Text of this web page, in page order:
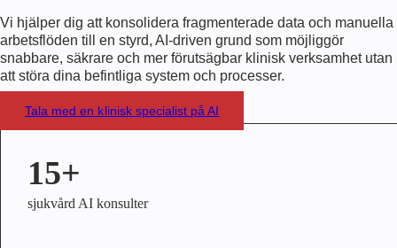
Vi hjälper dig att konsolidera fragmenterade data och manuella
arbetsflöden till en styrd, AI-driven grund som möjliggör
snabbare, säkrare och mer förutsägbar klinisk verksamhet utan
att störa dina befintliga system och processer.
Tala med en klinisk specialist på AI
15+
sjukvård AI konsulter